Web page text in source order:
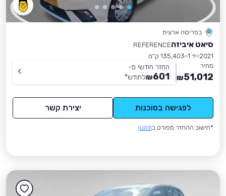
בפריסה ארצית
סיאט איביזהREFERENCE
2021 יד 1
135,403 ק״מ
מחיר
51,012
₪
החזר חודשי מ-
601
₪לחודש*
לפגישה בסוכנות יצירת קשר
*חישוב ההחזר מפורט בתקנון